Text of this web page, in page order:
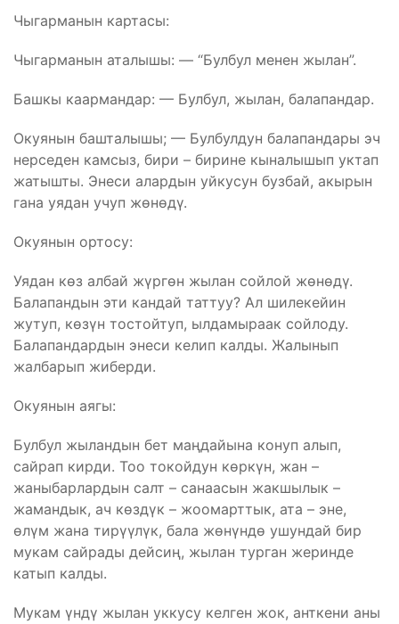
Чыгарманын картасы:
Чыгарманын аталышы: — “Булбул менен жылан”.
Башкы каармандар: — Булбул, жылан, балапандар.
Окуянын башталышы; — Булбулдун балапандары эч
нерседен камсыз, бири – бирине кыналышып уктап
жатышты. Энеси алардын уйкусун бузбай, акырын
гана уядан учуп жөнөдү.
Окуянын ортосу:
Уядан көз албай жүргөн жылан сойлой жөнөдү.
Балапандын эти кандай таттуу? Ал шилекейин
жутуп, көзүн тостойтуп, ылдамыраак сойлоду.
Балапандардын энеси келип калды. Жалынып
жалбарып жиберди.
Окуянын аягы:
Булбул жыландын бет маңдайына конуп алып,
сайрап кирди. Тоо токойдун көркүн, жан –
жаныбарлардын салт – санаасын жакшылык –
жамандык, ач көздүк – жоомарттык, ата – эне,
өлүм жана тирүүлүк, бала жөнүндө ушундай бир
мукам сайрады дейсиң, жылан турган жеринде
катып калды.
Мукам үндү жылан уккусу келген жок, анткени аны